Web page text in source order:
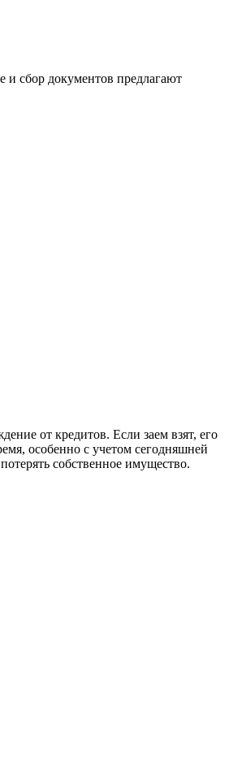
и сбор документов предлагают
от кредитов. Если заем взят, его
особенно с учетом сегодняшней
собственное имущество.